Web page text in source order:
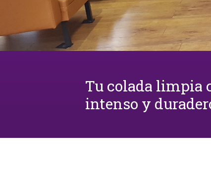
Tu colada limpia
intenso y